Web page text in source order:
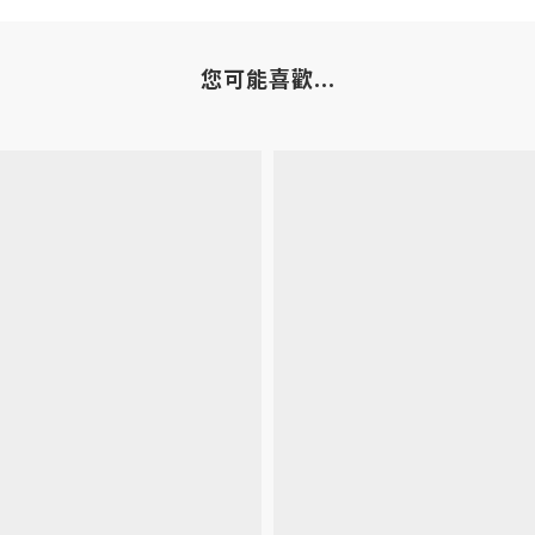
您可能喜歡...